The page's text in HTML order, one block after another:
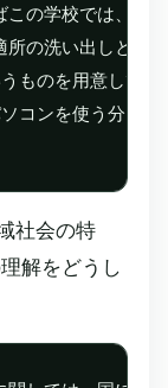
の学校では、あ
の洗い出しとか
ものを用意して
コンを使う分に
社会の特
解をどうし